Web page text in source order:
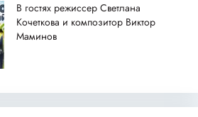
В гостях режиссер Светлана
Кочеткова и композитор Виктор
Маминов